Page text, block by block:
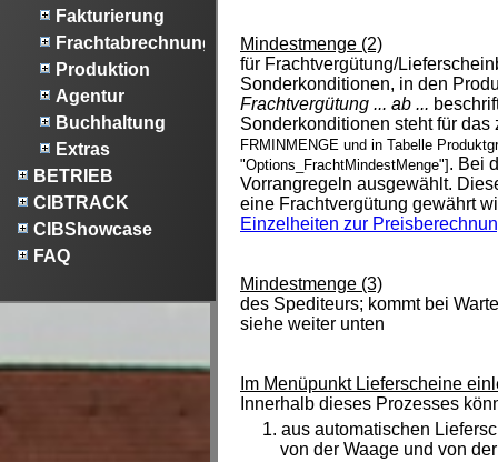
Fakturierung
Frachtabrechnung
Produktion
Agentur
Buchhaltung
Extras
BETRIEB
CIBTRACK
CIBShowcase
FAQ
Mindestmenge (2)
für Frachtvergütung/
Sonderkonditionen, in den
Frachtvergütung ... ab ...
Sonderkonditionen steht für
FRMINMENGE und in Tabelle
"Options_FrachtMindestMenge"] . Bei
Vorrangregeln ausgewählt.
eine Frachtvergütung gewährt
Einzelheiten zur
Mindestmenge (3)
des Spediteurs; kommt bei
siehe weiter unten
Im Menüpunkt Lieferscheine
Innerhalb dieses Prozesses
aus automatischen
von der Waage und von